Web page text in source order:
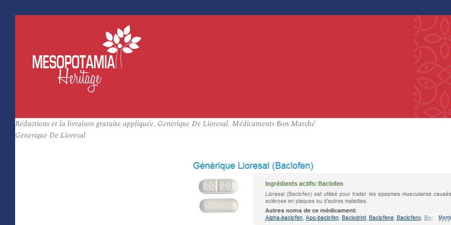
Réductions et la livraison gratuite appliquée. Generique De Lioresal. Médicaments Bon Marché
Generique De Lioresal